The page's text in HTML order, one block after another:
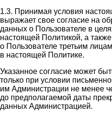
1.3. Принимая условия
выражает свое согласие на
данных о Пользователе в
настоящей Политикой, а
о Пользователе третьим
в настоящей Политике.
Указанное согласие может
только при условии
им Администрации не менее
до предполагаемой даты
данных Администрацией.